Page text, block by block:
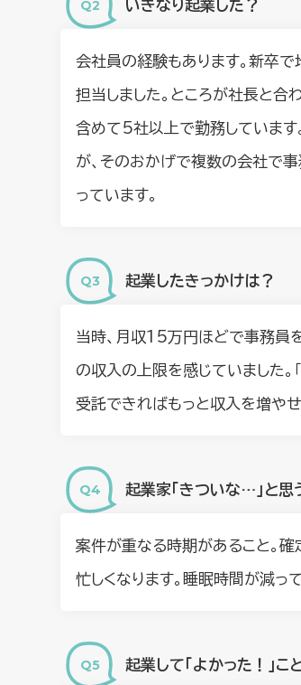
いきなり起業した？
会社員の経験もあります。新卒
担当しました。ところが社長と合
含めて5社以上で勤務しています
が、そのおかげで複数の会社で
っています。
起業したきっかけは？
当時、月収15万円ほどで事務員
の収入の上限を感じていました。
受託できればもっと収入を増や
起業家「きついな…」と思
案件が重なる時期があること。
忙しくなります。睡眠時間が減っ
起業して「よかった！」こ